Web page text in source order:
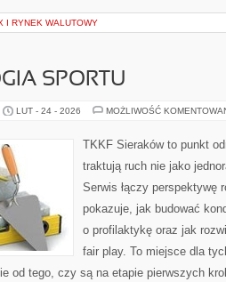
I RYNEK WALUTOWY
SPORTU
LUT - 24 - 2026 MOŻLIWOŚĆ
TKKF Sieraków to punkt
traktują ruch nie jako
Serwis łączy perspektywę
pokazuje, jak budować
o profilaktykę oraz jak
fair play. To miejsce dla
od tego, czy są na etapie pierwszych